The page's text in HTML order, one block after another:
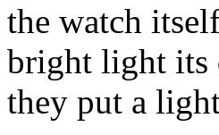
the watch
bright light its
they put a